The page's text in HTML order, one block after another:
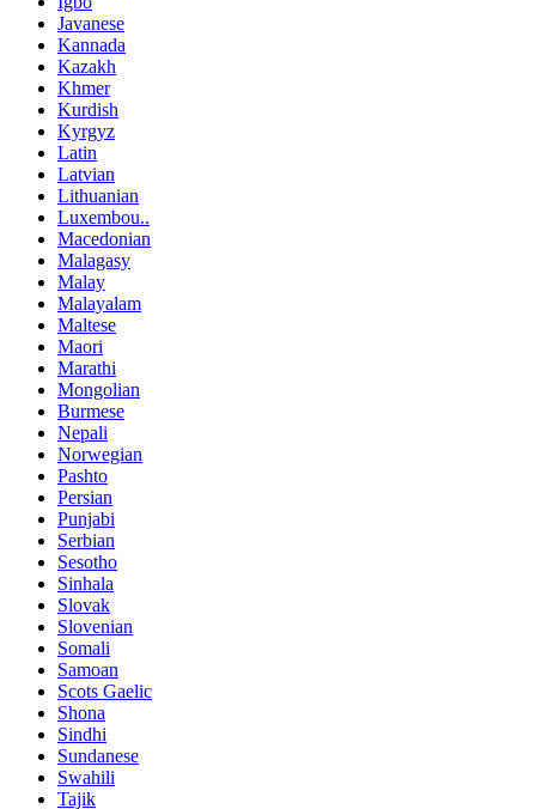
Javanese
Kannada
Kazakh
Khmer
Kurdish
Kyrgyz
Latin
Latvian
Lithuanian
Luxembou..
Macedonian
Malagasy
Malay
Malayalam
Maltese
Maori
Marathi
Mongolian
Burmese
Nepali
Norwegian
Pashto
Persian
Punjabi
Serbian
Sesotho
Sinhala
Slovak
Slovenian
Somali
Samoan
Scots Gaelic
Shona
Sindhi
Sundanese
Swahili
Tajik